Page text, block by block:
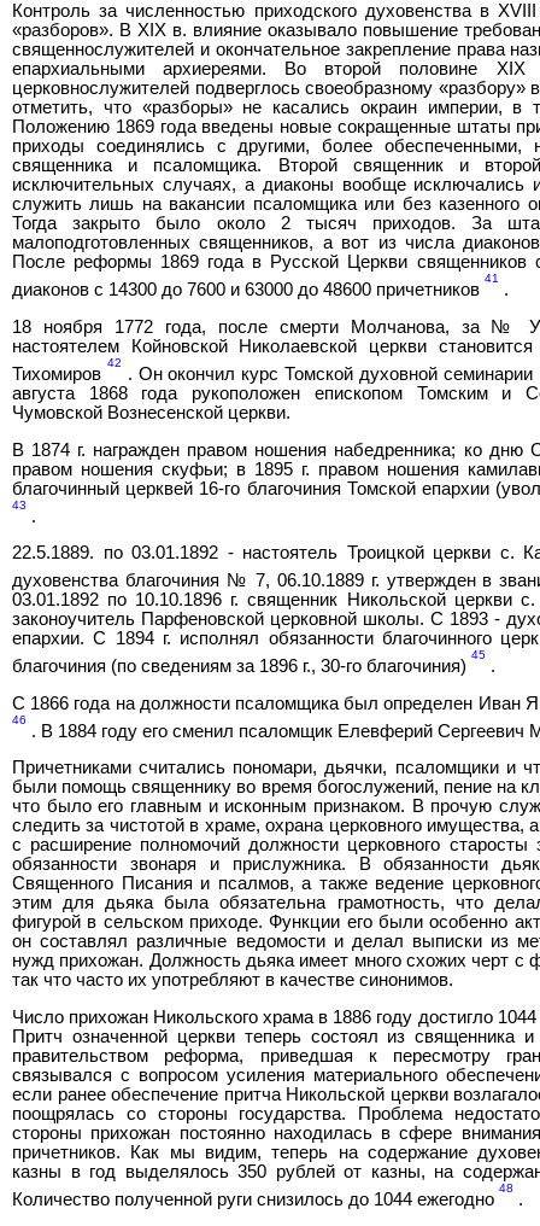
Контроль за численностью приходского духовенства в
«разборов». В XIX в. влияние оказывало повышение
священнослужителей и окончательное закрепление права
епархиальными архиереями. Во второй половине
церковнослужителей подверглось своеобразному «разбору»
отметить, что «разборы» не касались окраин империи,
Положению 1869 года введены новые сокращенные штаты
приходы соединялись с другими, более обеспеченными,
священника и псаломщика. Второй священник и
исключительных случаях, а диаконы вообще исключались
служить лишь на вакансии псаломщика или без казенного
Тогда закрыто было около 2 тысяч приходов. За
малоподготовленных священников, а вот из числа
После реформы 1869 года в Русской Церкви священников
диаконов с 14300 до 7600 и 63000 до 48600 причетников
41
.
18 ноября 1772 года, после смерти Молчанова, за №
настоятелем Койновской Николаевской церкви
Тихомиров
42
. Он окончил курс Томской духовной
августа 1868 года рукоположен епископом Томским и
Чумовской Вознесенской церкви.
В 1874 г. награжден правом ношения набедренника; ко дню
правом ношения скуфьи; в 1895 г. правом ношения
благочинный церквей 16-го благочиния Томской епархии
43
.
22.5.1889. по 03.01.1892 - настоятель Троицкой церкви с.
духовенства благочиния № 7, 06.10.1889 г. утвержден в
03.01.1892 по 10.10.1896 г. священник Никольской церкви
законоучитель Парфеновской церковной школы. С 1893 -
епархии. С 1894 г. исполнял обязанности благочинного
благочиния (по сведениям за 1896 г., 30-го благочиния)
45
.
С 1866 года на должности псаломщика был определен Иван
46
. В 1884 году его сменил псаломщик Елевферий Сергеевич
Причетниками считались пономари, дьячки, псаломщики и
были помощь священнику во время богослужений, пение на
что было его главным и исконным признаком. В прочую
следить за чистотой в храме, охрана церковного имущества,
с расширение полномочий должности церковного старосты
обязанности звонаря и прислужника. В обязанности
Священного Писания и псалмов, а также ведение
этим для дьяка была обязательна грамотность, что
фигурой в сельском приходе. Функции его были особенно
он составлял различные ведомости и делал выписки из
нужд прихожан. Должность дьяка имеет много схожих черт с
так что часто их употребляют в качестве синонимов.
Число прихожан Никольского храма в 1886 году достигло
Притч означенной церкви теперь состоял из священника
правительством реформа, приведшая к пересмотру
связывался с вопросом усиления материального
если ранее обеспечение притча Никольской церкви
поощрялась со стороны государства. Проблема
стороны прихожан постоянно находилась в сфере
причетников. Как мы видим, теперь на содержание
казны в год выделялось 350 рублей от казны, на
Количество полученной руги снизилось до 1044 ежегодно
48
.